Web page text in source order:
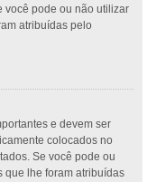
você pode ou não utilizar
atribuídas pelo
e devem ser
colocados no
Se você pode ou
que lhe foram atribuídas